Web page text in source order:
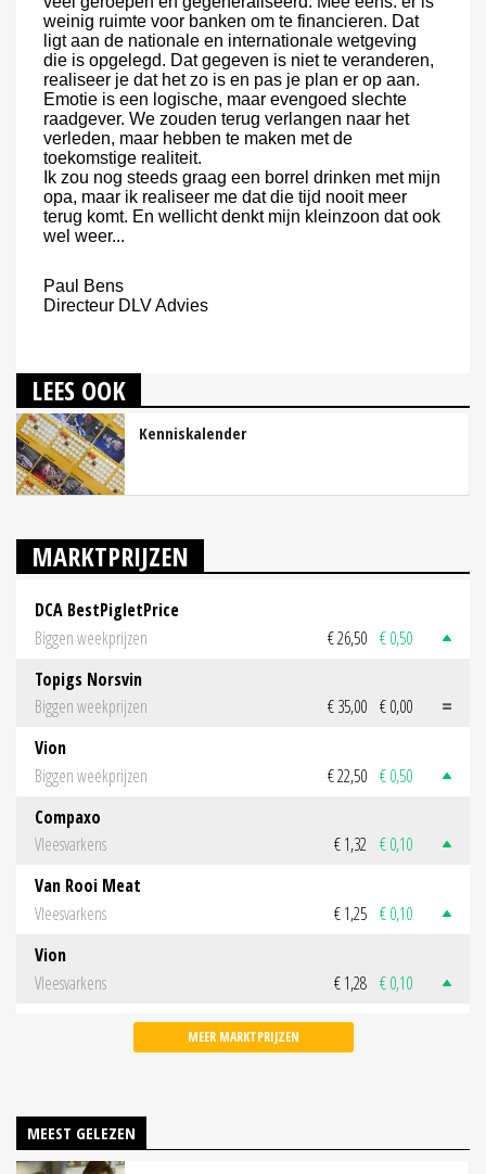
weinig ruimte voor banken om te financieren. Dat
ligt aan de nationale en internationale wetgeving
die is opgelegd. Dat gegeven is niet te veranderen,
realiseer je dat het zo is en pas je plan er op aan.
Emotie is een logische, maar evengoed slechte
raadgever. We zouden terug verlangen naar het
verleden, maar hebben te maken met de
toekomstige realiteit.
Ik zou nog steeds graag een borrel drinken met mijn
opa, maar ik realiseer me dat die tijd nooit meer
terug komt. En wellicht denkt mijn kleinzoon dat ook
wel weer...
Paul Bens
Directeur DLV Advies
LEES OOK
Kenniskalender
MARKTPRIJZEN
DCA BestPigletPrice
Biggen weekprijzen
€ 26,50 € 0,50
Topigs Norsvin
Biggen weekprijzen
€ 35,00 € 0,00
Vion
Biggen weekprijzen
€ 22,50 € 0,50
Compaxo
Vleesvarkens
€ 1,32 € 0,10
Van Rooi Meat
Vleesvarkens
€ 1,25 € 0,10
Vion
Vleesvarkens
€ 1,28 € 0,10
MEER MARKTPRIJZEN
MEEST GELEZEN